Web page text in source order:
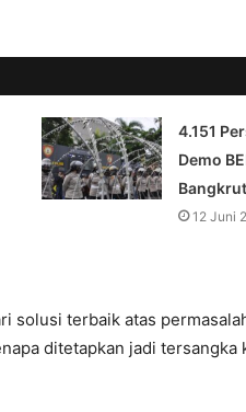
4.151
Demo
12 Juni
solusi terbaik atas
ditetapkan jadi tersangka